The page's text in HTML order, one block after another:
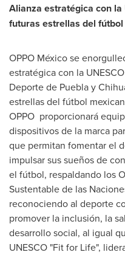
Alianza estratégica con
futuras estrellas del
OPPO México se
estratégica con la
Deporte de Pueblay
estrellas del fútbol
OPPO proporcionará
dispositivos de la marca
que permitan fomentar el
impulsar sus sueños de
el fútbol, respaldando los
Sustentable de las
reconociendo al deporte
promover la inclusión, la
desarrollo social, al igual
UNESCO "Fit for Life",